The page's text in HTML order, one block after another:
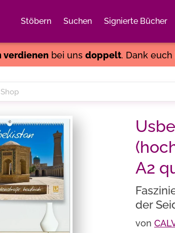
Stöbern Suchen Signierte Bücher
verdienenbei uns doppelt. Dank
A2
der
von